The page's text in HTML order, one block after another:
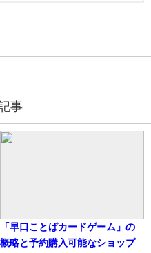
事
「早口ことばカードゲーム」の
概略と予約購入可能なショップ